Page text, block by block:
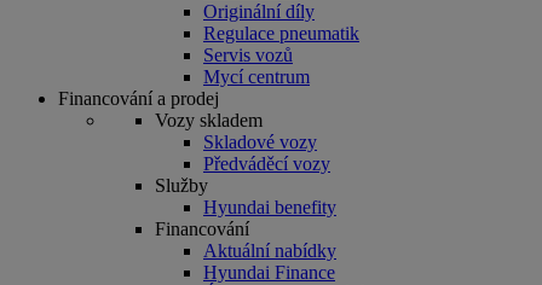
Originální díly
Regulace pneumatik
Servis vozů
Mycí centrum
Financování a prodej
Vozy skladem
Skladové vozy
Předváděcí vozy
Služby
Hyundai benefity
Financování
Aktuální nabídky
Hyundai Finance